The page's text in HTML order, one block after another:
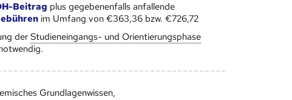
Beitrag plus gegebenenfalls anfallende
im Umfang von €363,36 bzw. €726,72
der Studieneingangs- und Orientierungsphase
Grundlagenwissen,